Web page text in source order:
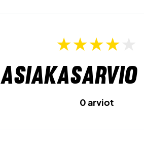
Asiakasarvio
0 arviot